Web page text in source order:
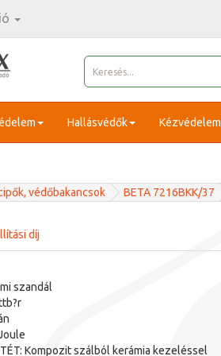
Hallásvédők Kézvédelem
védőbakancsok BETA 7216BKK/37
díj
szandál
Kompozit szálból kerámia kezeléssel